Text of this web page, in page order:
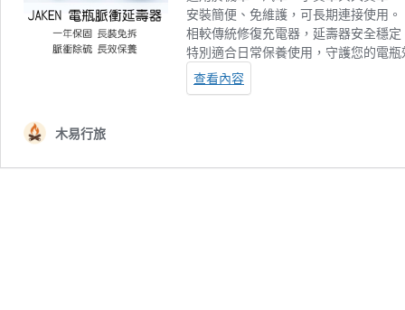
到
NT$950
安裝簡便、免維護，可長期連接使用。
相較傳統修復充電器，延壽器安全穩定
特別適合日常保養使用，守護您的電
查看內容
木易行旅